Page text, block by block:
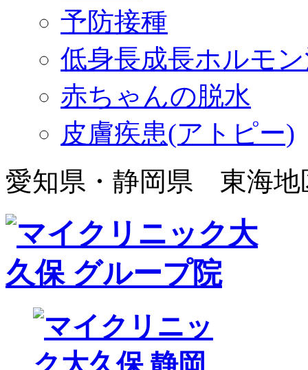
予防接種
低身長成長ホルモ
赤ちゃんの脱水
皮膚疾患(アトピー)
愛知県・静岡県 東海地